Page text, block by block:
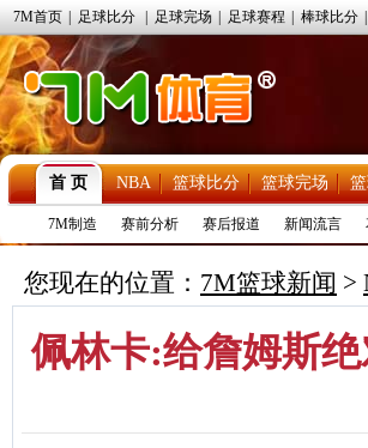
7M首页 足球比分 足球完场 足球赛程 棒球比分
首 页 NBA 篮球比分 篮球完场
7M制造 赛前分析 赛后报道 新闻流言
您现在的位置： 7M篮球新闻 >
佩林卡:给詹姆斯